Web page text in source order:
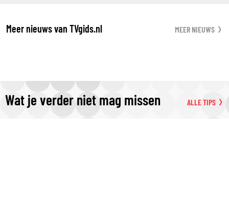
Meer nieuws van TVgids.nl MEER NIEUWS
Wat je verder niet mag missen ALLE TIPS